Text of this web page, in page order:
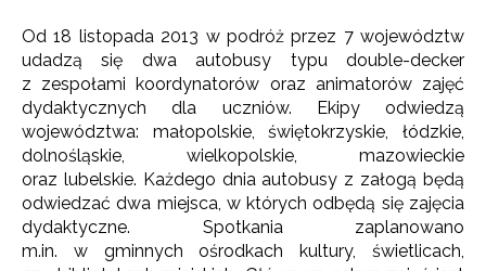
Od 18 listopada 2013 w podróż przez 7 województw
udadzą się dwa autobusy typu double-decker
z zespołami koordynatorów oraz animatorów zajęć
dydaktycznych dla uczniów. Ekipy odwiedzą
województwa: małopolskie, świętokrzyskie, łódzkie,
dolnośląskie, wielkopolskie, mazowieckie
oraz lubelskie. Każdego dnia autobusy z załogą będą
odwiedzać dwa miejsca, w których odbędą się zajęcia
dydaktyczne. Spotkania zaplanowano
m.in. w gminnych ośrodkach kultury, świetlicach,